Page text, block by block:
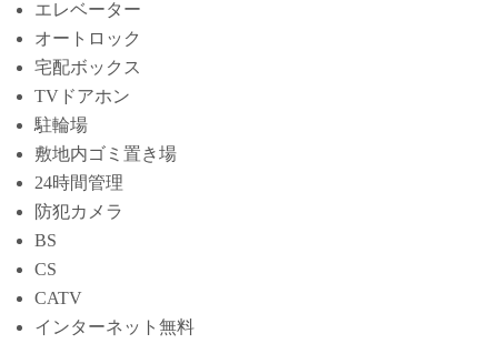
エレベーター
オートロック
宅配ボックス
TVドアホン
駐輪場
敷地内ゴミ置き場
24時間管理
防犯カメラ
BS
CS
CATV
インターネット無料